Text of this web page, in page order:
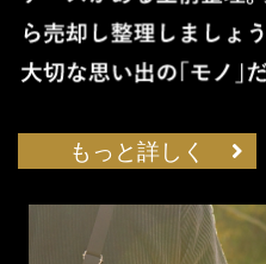
もっと詳しく